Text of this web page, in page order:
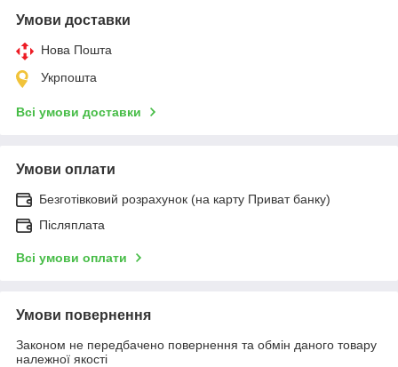
Умови доставки
Нова Пошта
Укрпошта
Всі умови доставки
Умови оплати
Безготівковий розрахунок (на карту Приват банку)
Післяплата
Всі умови оплати
Умови повернення
Законом не передбачено повернення та обмін даного товару
належної якості